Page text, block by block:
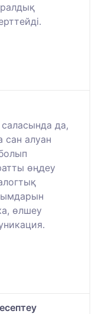
да,
сан алуан
өңдеу
өлшеу